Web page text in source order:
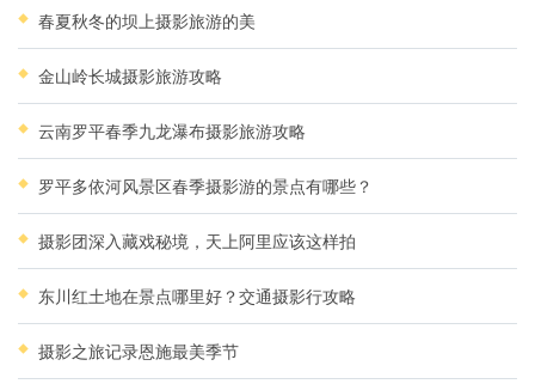
春夏秋冬的坝上摄影旅游的美
金山岭长城摄影旅游攻略
云南罗平春季九龙瀑布摄影旅游攻略
罗平多依河风景区春季摄影游的景点有哪些？
摄影团深入藏戏秘境，天上阿里应该这样拍
东川红土地在景点哪里好？交通摄影行攻略
摄影之旅记录恩施最美季节